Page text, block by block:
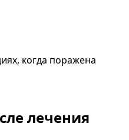
когда поражена
лечения